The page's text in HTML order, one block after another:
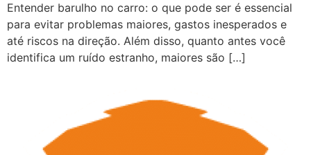
Entender barulho no carro: o que pode ser é essencial
para evitar problemas maiores, gastos inesperados e
até riscos na direção. Além disso, quanto antes você
identifica um ruído estranho, maiores são […]